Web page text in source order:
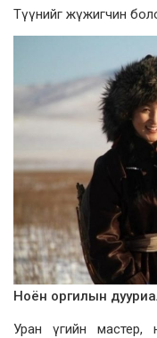
Түүнийг жүжигчин
Ноён оргилын
Уран үгийн мастер,